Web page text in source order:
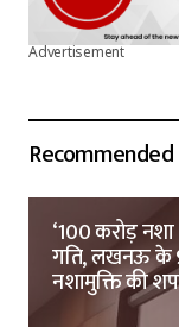
Advertisement
‘100 करोड़ नशा
गति, लखनऊ के 9
नशामुक्ति की